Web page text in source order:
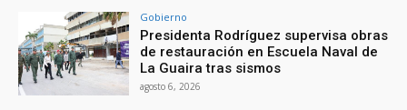
Gobierno
Presidenta Rodríguez supervisa obras
de restauración en Escuela Naval de
La Guaira tras sismos
agosto 6, 2026